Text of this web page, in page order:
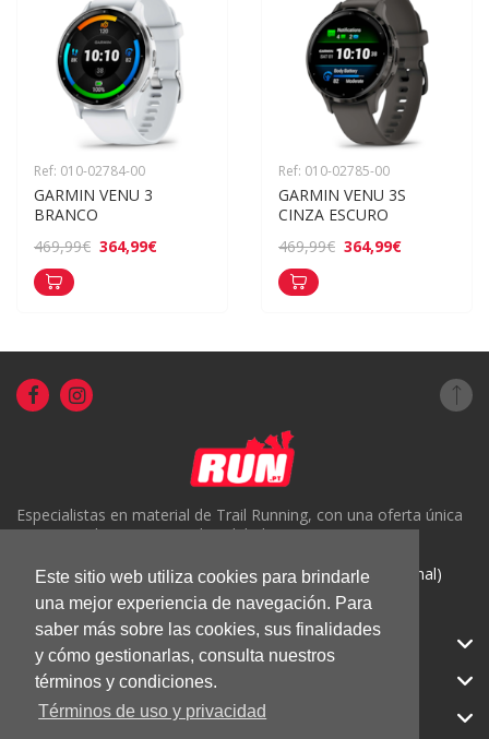
Este sitio web utiliza cookies para brindarle
una mejor experiencia de navegación. Para
saber más sobre las cookies, sus finalidades
y cómo gestionarlas, consulta nuestros
términos y condiciones.
Términos de uso y privacidad
Ref: 010-02784-00
GARMIN VENU 3
BRANCO
469,99€ 364,99€
Ref: 010-02785-00
GARMIN VENU 3S
CINZA ESCURO
469,99€ 364,99€
Especialistas en material de Trail Running, con una oferta única
en Portugal y un servicio de calidad.
( +351) 918816191 (Chamada para rede móvel nacional)
geral@run.pt
RUN.PT
CATEGORIAS
APOIO AO CLIENTE